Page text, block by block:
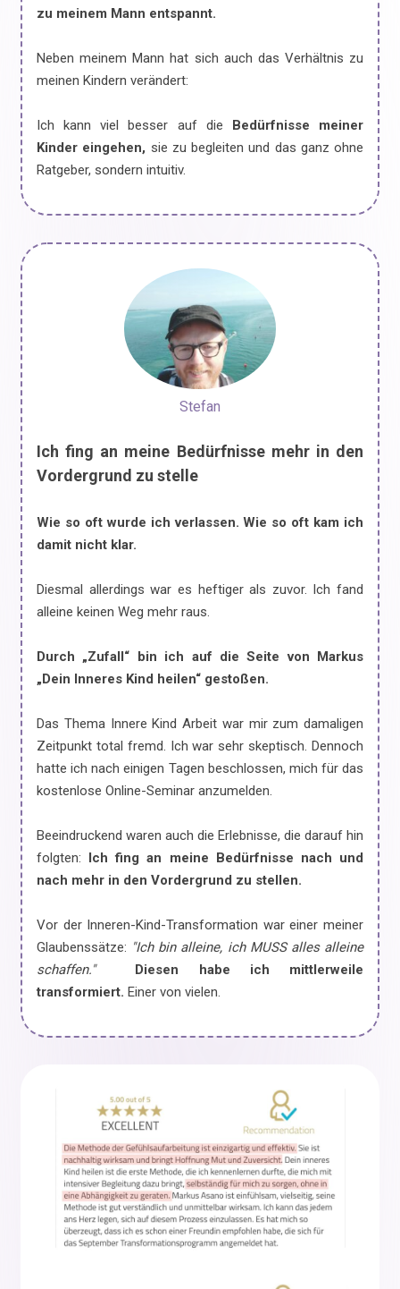
zu meinem Mann entspannt.
Neben meinem Mann hat sich auch das Verhältnis zu
meinen Kindern verändert:
Ich kann viel besser auf die Bedürfnisse meiner
Kinder eingehen, sie zu begleiten und das ganz ohne
Ratgeber, sondern intuitiv.
Stefan
Ich fing an meine Bedürfnisse mehr in den
Vordergrund zu stelle
Wie so oft wurde ich verlassen. Wie so oft kam ich
damit nicht klar.
Diesmal allerdings war es heftiger als zuvor. Ich fand
alleine keinen Weg mehr raus.
Durch „Zufall“ bin ich auf die Seite von Markus
„Dein Inneres Kind heilen“ gestoßen.
Das Thema Innere Kind Arbeit war mir zum damaligen
Zeitpunkt total fremd. Ich war sehr skeptisch. Dennoch
hatte ich nach einigen Tagen beschlossen, mich für das
kostenlose Online-Seminar anzumelden.
Beeindruckend waren auch die Erlebnisse, die darauf hin
folgten:
Ich fing an meine Bedürfnisse nach und
nach mehr in den Vordergrund zu stellen.
Vor der Inneren-Kind-Transformation war einer meiner
Glaubenssätze: "Ich bin alleine, ich MUSS alles alleine
schaffen."
Diesen habe ich mittlerweile
transformiert. Einer von vielen.